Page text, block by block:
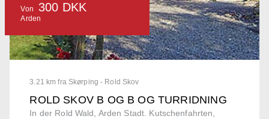
3.21 km fra Skørping - Rold Skov
ROLD SKOV B OG B OG TURRIDNING
In der Rold Wald, Arden Stadt. Kutschenfahrten,
Von 300 DKK
Arden